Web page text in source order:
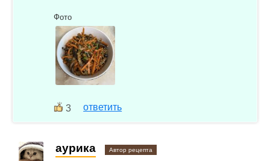
Фото
3 ответить
aурика Автор рецепта